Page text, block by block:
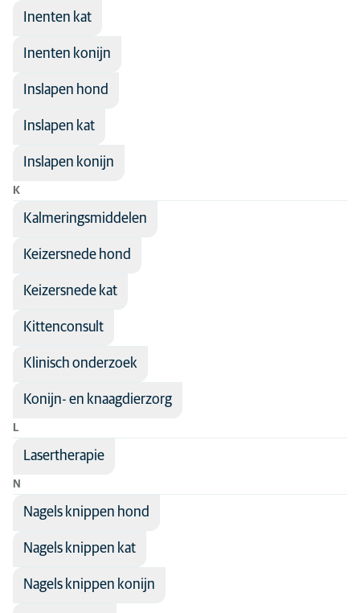
Inenten kat
Inenten konijn
Inslapen hond
Inslapen kat
Inslapen konijn
K
Kalmeringsmiddelen
Keizersnede hond
Keizersnede kat
Kittenconsult
Klinisch onderzoek
Konijn- en knaagdierzorg
L
Lasertherapie
N
Nagels knippen hond
Nagels knippen kat
Nagels knippen konijn